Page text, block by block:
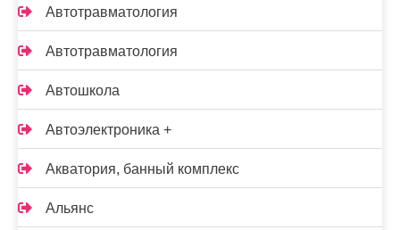
Автотравматология
Автотравматология
Автошкола
Автоэлектроника +
Акватория, банный комплекс
Альянс